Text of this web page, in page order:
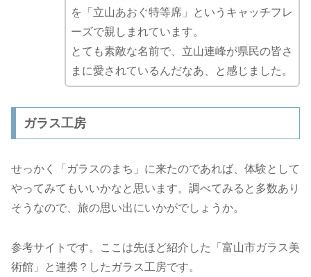
を「立山あおぐ特等席」というキャッチフレ
ーズで親しまれています。
とても素敵な名前で、立山連峰が県民の皆さ
まに愛されているんだなあ、と感じました。
ガラス工房
せっかく「ガラスのまち」に来たのであれば、体験として
やってみてもいいかなと思います。調べてみると多数あり
そうなので、旅の思い出にいかがでしょうか。
参考サイトです。ここは先ほど紹介した「富山市ガラス美
術館」と連携？したガラス工房です。